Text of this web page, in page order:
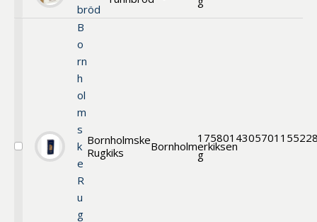
Tunnbröd
bröd
Välj
B
o
rn
h
ol
m
s
k
e
R
u
g
Bornholmske
Rugkiks
Bornholmerkiksen
175
g
80143